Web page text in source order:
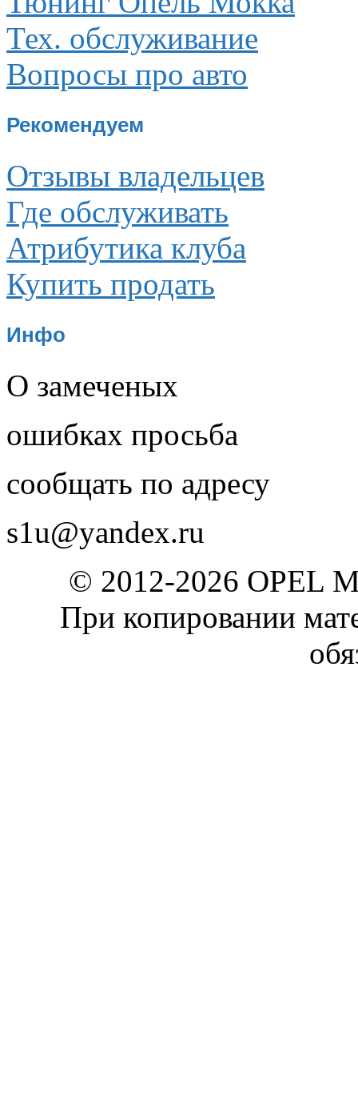
Тех. обслуживание
Вопросы про авто
Рекомендуем
Отзывы владельцев
Где обслуживать
Атрибутика клуба
Купить продать
Инфо
О замеченых
ошибках просьба
сообщать по адресу
s1u@yandex.ru
© 2012-2026 OPEL
При копировании